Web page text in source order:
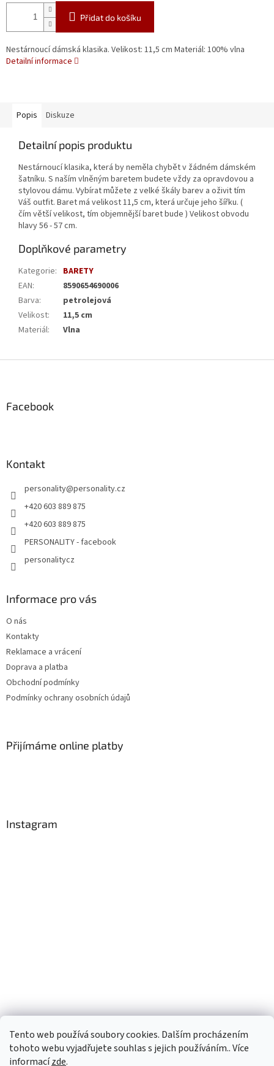
Tento web používá soubory cookies. Dalším procházením
tohoto webu vyjadřujete souhlas s jejich používáním.. Více
informacízde.
Přidat do košíku
Nestárnoucí dámská klasika. Velikost: 11,5 cm Materiál: 100% vlna
Detailní informace
Popis Diskuze
Detailní popis produktu
Nestárnoucí klasika, která by neměla chybět v žádném dámském
šatníku. S naším vlněným baretem budete vždy za opravdovou a
stylovou dámu. Vybírat můžete z velké škály barev a oživit tím
Váš outfit. Baret má velikost 11,5 cm, která určuje jeho šířku. (
čím větší velikost, tím objemnější baret bude ) Velikost obvodu
hlavy 56 - 57 cm.
Doplňkové parametry
Kategorie: BARETY
EAN:
8590654690006
Barva:
petrolejová
Velikost:
11,5 cm
Materiál: Vlna
Facebook
Kontakt
personality@personality.cz
+420 603 889 875
+420 603 889 875
PERSONALITY - facebook
personalitycz
Informace pro vás
O nás
Kontakty
Reklamace a vrácení
Doprava a platba
Obchodní podmínky
Podmínky ochrany osobních údajů
Přijímáme online platby
Instagram
Sledovat na Instagramu